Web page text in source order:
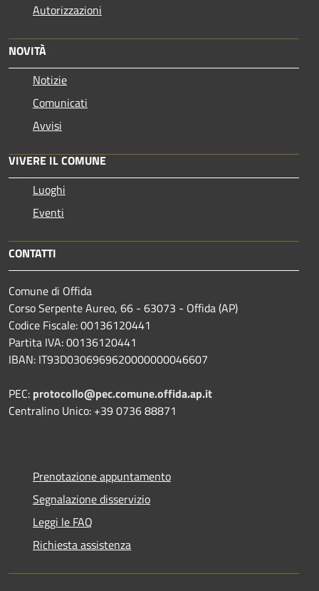
Autorizzazioni
NOVITÀ
Notizie
Comunicati
Avvisi
VIVERE IL COMUNE
Luoghi
Eventi
CONTATTI
Comune di Offida
Corso Serpente Aureo, 66 - 63073 - Offida (AP)
Codice Fiscale: 00136120441
Partita IVA: 00136120441
IBAN: IT93D0306969620000000046607
PEC: protocollo@pec.comune.offida.ap.it
Centralino Unico: +39 0736 88871
Prenotazione appuntamento
Segnalazione disservizio
Leggi le FAQ
Richiesta assistenza